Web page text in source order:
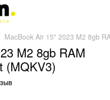
MacBook Air 15" 2023 M2 8gb
M2 8gb RAM
(MQKV3)